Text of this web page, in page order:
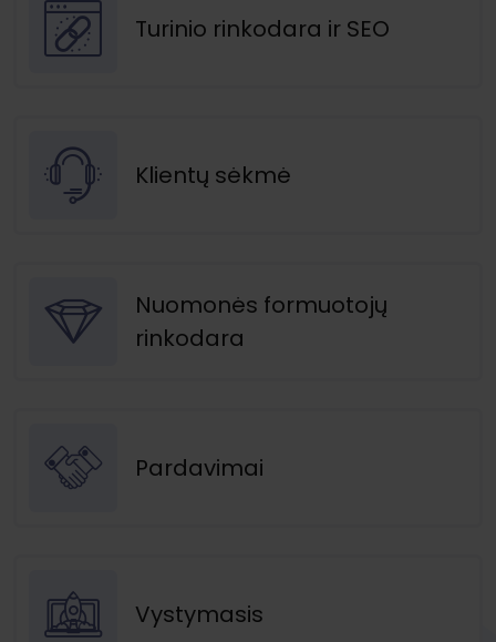
Turinio rinkodara ir SEO
Klientų sėkmė
Nuomonės formuotojų
rinkodara
Pardavimai
Vystymasis